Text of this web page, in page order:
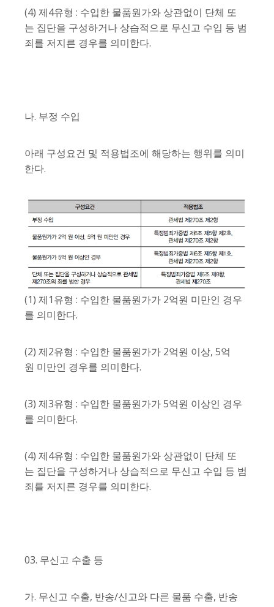
(4) 제4유형 : 수입한 물품원가와 상관없이 단체 또
는 집단을 구성하거나 상습적으로 무신고 수입 등 범
죄를 저지른 경우를 의미한다.
나. 부정 수입
아래 구성요건 및 적용법조에 해당하는 행위를 의미
한다.
(1) 제1유형 : 수입한 물품원가가 2억원 미만인 경우
를 의미한다.
(2) 제2유형 : 수입한 물품원가가 2억원 이상, 5억
원 미만인 경우를 의미한다.
(3) 제3유형 : 수입한 물품원가가 5억원 이상인 경우
를 의미한다.
(4) 제4유형 : 수입한 물품원가와 상관없이 단체 또
는 집단을 구성하거나 상습적으로 무신고 수입 등 범
죄를 저지른 경우를 의미한다.
03. 무신고 수출 등
가. 무신고 수출, 반송/신고와 다른 물품 수출, 반송